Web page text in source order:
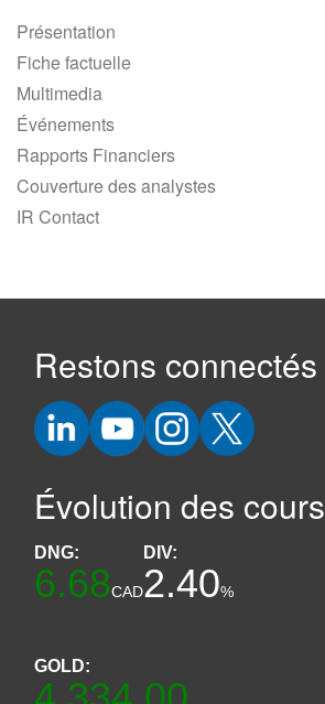
Présentation
Fiche factuelle
Multimedia
Événements
Rapports Financiers
Couverture des analystes
IR Contact
Restons connectés
Évolution des cours
DNG:
6.68CAD
DIV:
2.40%
GOLD: